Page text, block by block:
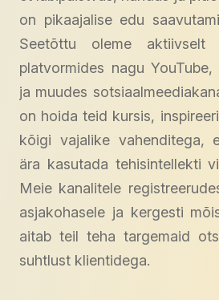
on pikaajalise edu
Seetõttu oleme aktiivselt
platvormides nagu
ja muudes
on hoida teid kursis,
kõigi vajalike vahenditega,
ära kasutada tehisintellekti
Meie kanalitele
asjakohasele ja kergesti
aitab teil teha targemaid
suhtlust klientidega.